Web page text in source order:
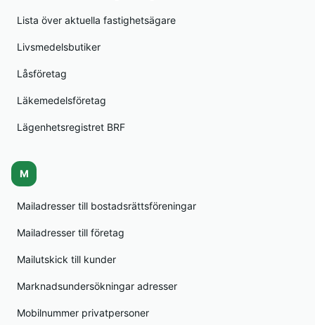
Lista över aktuella fastighetsägare
Livsmedelsbutiker
Låsföretag
Läkemedelsföretag
Lägenhetsregistret BRF
M
Mailadresser till bostadsrättsföreningar
Mailadresser till företag
Mailutskick till kunder
Marknadsundersökningar adresser
Mobilnummer privatpersoner